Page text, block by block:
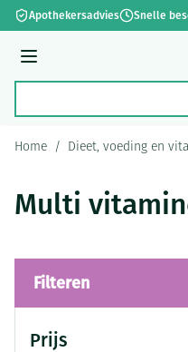
Ga naar de inhoud
Apothekersadvies Snelle
Menu
Home / Dieet, voeding en
Multi
Filteren
Prijs